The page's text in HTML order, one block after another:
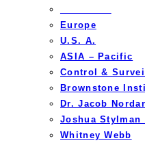
Europe
U.S. A.
ASIA – Pacific
Control &
Brownstone
Dr. Jacob
Joshua Stylman
Whitney Webb